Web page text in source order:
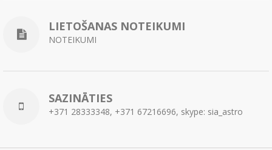
LIETOŠANAS NOTEIKUMI
NOTEIKUMI
SAZINĀTIES
+371 28333348, +371 67216696, skype: sia_astro